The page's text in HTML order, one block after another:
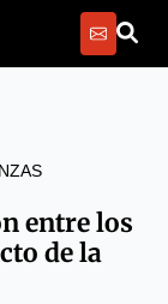
entre los
de la